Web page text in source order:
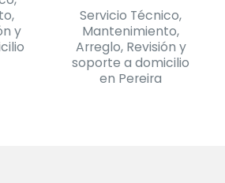
y
Servicio Técnico,
Mantenimiento,
Arreglo, Revisión y
soporte a domicilio
en Pereira